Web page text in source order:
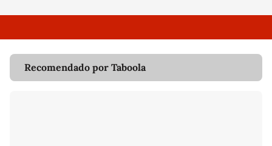
Recomendado por Taboola